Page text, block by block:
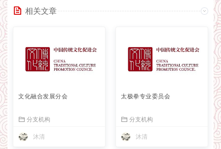
相关文章
文化融合发展分会
分支机构
沐清
太极拳专业委员会
分支机构
沐清